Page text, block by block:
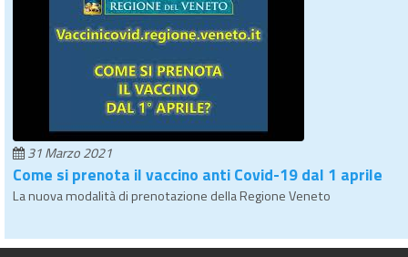
31 Marzo 2021
Come si prenota il vaccino anti Covid-19 dal 1 aprile
La nuova modalità di prenotazione della Regione Veneto